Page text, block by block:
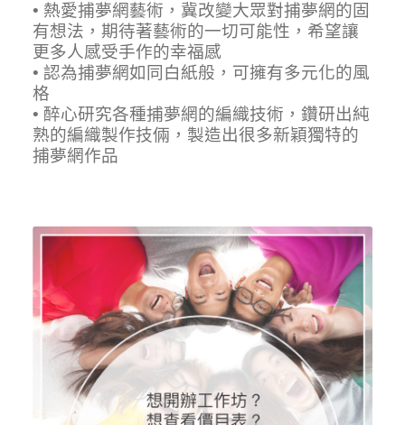
• 熱愛捕夢網藝術，冀改變大眾對捕夢網的固
有想法，期待著藝術的一切可能性，希望讓
更多人感受手作的幸福感
• 認為捕夢網如同白紙般，可擁有多元化的風
格
• 醉心研究各種捕夢網的編織技術，鑽研出純
熟的編織製作技倆，製造出很多新穎獨特的
捕夢網作品